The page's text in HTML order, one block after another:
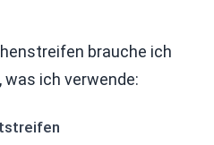
brauche ich
ich verwende: